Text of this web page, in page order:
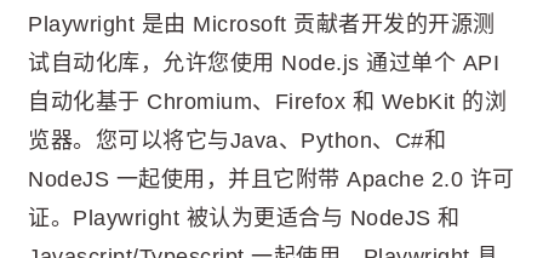
Playwright 是由 Microsoft 贡献者开发的开源测
试自动化库，允许您使用 Node.js 通过单个 API
自动化基于 Chromium、Firefox 和 WebKit 的浏
览器。您可以将它与Java、Python、C#和
NodeJS 一起使用，并且它附带 Apache 2.0 许可
证。Playwright 被认为更适合与 NodeJS 和